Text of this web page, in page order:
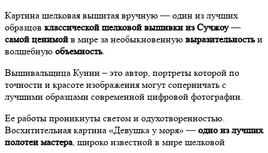
66х86х3/
в
багете
Картина шелковая вышитая вручную — один из лучших
образцов классической шелковой вышивки из Сучжоу—
самой ценимой в мире за необыкновенную выразительностьи
волшебную объемность.
Вышивальщица Куинн – это автор, портреты которой по
точности и красоте изображения могут соперничать с
лучшими образцами современной цифровой фотографии.
Ее работы проникнуты светом и одухотворенностью.
Восхитительная картина «Девушка у моря» —одно из лучших
полотен мастера, широко известной в мире шелковой